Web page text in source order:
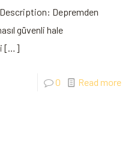
Description: Depremden
güvenli hale
[…]
0 Read more